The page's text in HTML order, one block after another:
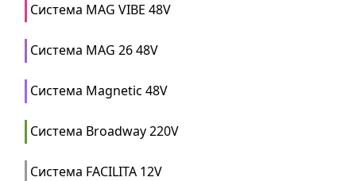
Система MAG VIBE 48V
Система MAG 26 48V
Система Magnetic 48V
Система Broadway 220V
Система FACILITA 12V